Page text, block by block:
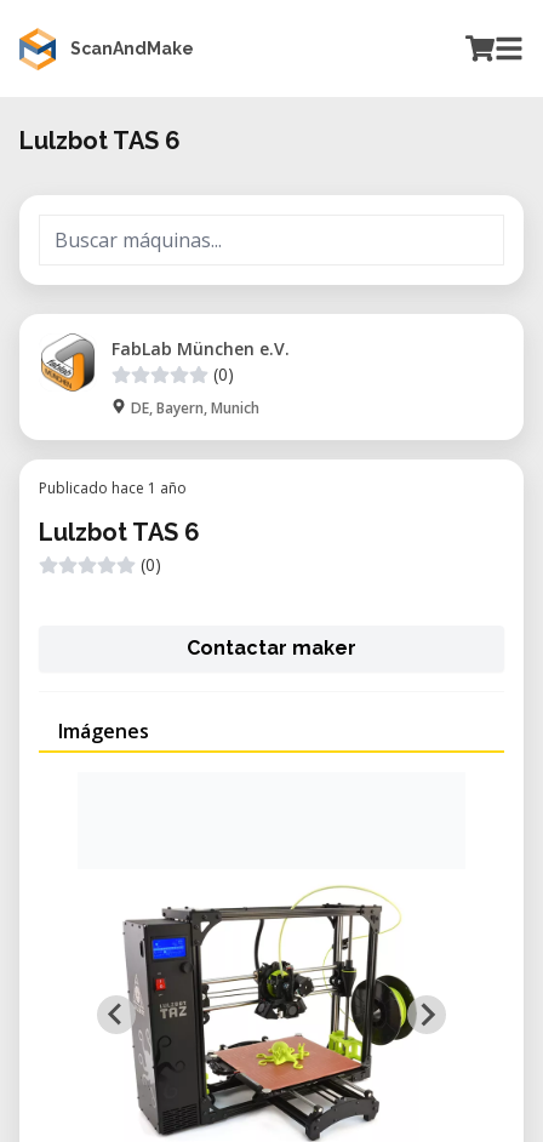
ScanAndMake
Lulzbot TAS 6
FabLab München e.V.
(0)
DE, Bayern, Munich
Publicado hace 1 año
Lulzbot TAS 6
(0)
Contactar maker
Imágenes